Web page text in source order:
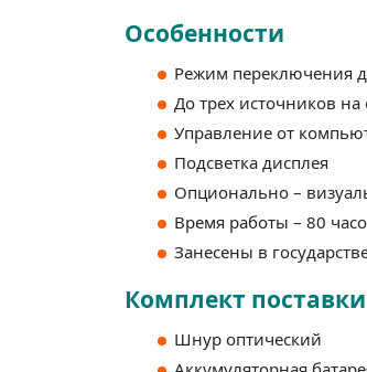
Особенности
Режим переключения
До трех источников
Управление от
Подсветка дисплея
Опционально –
Время работы – 80
Занесены в
Комплект поставки
Шнур оптический